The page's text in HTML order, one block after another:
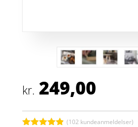
kr. 249,00
(102 kundeanmeldelser)